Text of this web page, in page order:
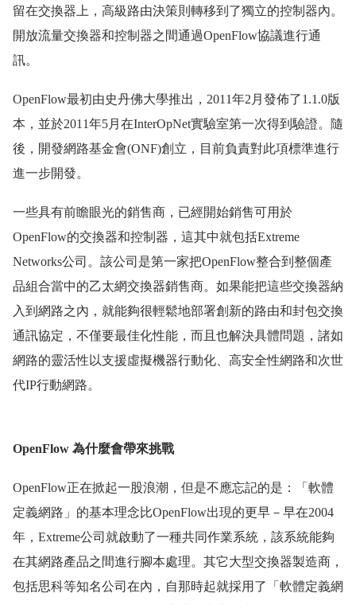
留在交換器上，高級路由決策則轉移到了獨立的控制器內。
開放流量交換器和控制器之間通過OpenFlow協議進行通
訊。
OpenFlow最初由史丹佛大學推出，2011年2月發佈了1.1.0版
本，並於2011年5月在InterOpNet實驗室第一次得到驗證。隨
後，開發網路基金會(ONF)創立，目前負責對此項標準進行
進一步開發。
一些具有前瞻眼光的銷售商，已經開始銷售可用於
OpenFlow的交換器和控制器，這其中就包括Extreme
Networks公司。該公司是第一家把OpenFlow整合到整個產
品組合當中的乙太網交換器銷售商。如果能把這些交換器納
入到網路之內，就能夠很輕鬆地部署創新的路由和封包交換
通訊協定，不僅要最佳化性能，而且也解決具體問題，諸如
網路的靈活性以支援虛擬機器行動化、高安全性網路和次世
代IP行動網路。
OpenFlow 為什麼會帶來挑戰
OpenFlow正在掀起一股浪潮，但是不應忘記的是：「軟體
定義網路」的基本理念比OpenFlow出現的更早－早在2004
年，Extreme公司就啟動了一種共同作業系統，該系統能夠
在其網路產品之間進行腳本處理。其它大型交換器製造商，
包括思科等知名公司在內，自那時起就採用了「軟體定義網